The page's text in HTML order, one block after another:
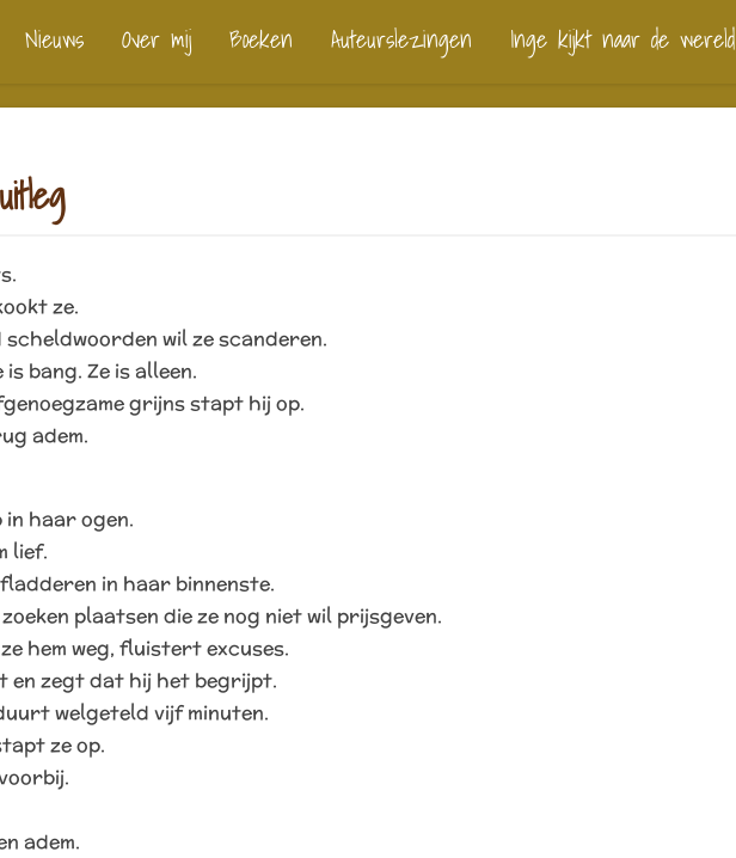
Nieuws Over mij Boeken Auteurslezingen Inge kijkt naar de wereld
ze.
scheldwoorden wil ze scanderen.
is bang. Ze is alleen.
grijns stapt hij op.
adem.
in haar ogen.
lief.
in haar binnenste.
plaatsen die ze nog niet wil prijsgeven.
hem weg, fluistert excuses.
en zegt dat hij het begrijpt.
welgeteld vijf minuten.
ze op.
adem.